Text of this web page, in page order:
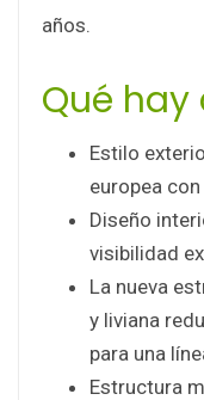
años.
Qué hay
Estilo
europea
Diseño
visibilidad
La nueva
y liviana
para una
Estructura